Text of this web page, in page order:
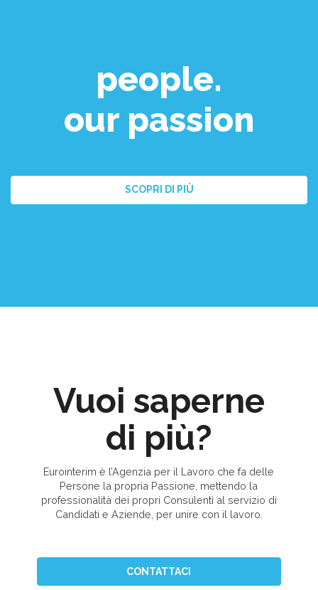
people.
our passion
SCOPRI DI PIÙ
Vuoi saperne
di più?
Eurointerim è l’Agenzia per il Lavoro che fa delle
Persone la propria Passione, mettendo la
professionalità dei propri Consulenti al servizio di
Candidati e Aziende, per unire con il lavoro.
CONTATTACI